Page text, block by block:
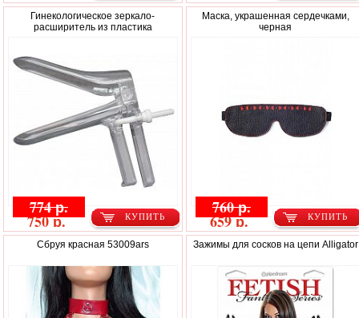
Гинекологическое зеркало-
расширитель из пластика
КУПИТЬ
774 р.
750 р.
Маска, украшенная сердечками,
черная
КУПИТЬ
760 р.
659 р.
Сбруя красная 53009ars Зажимы для сосков на цепи Alligator